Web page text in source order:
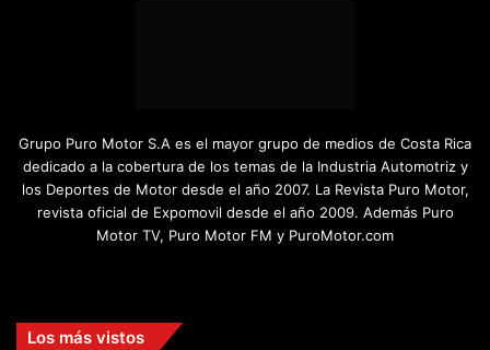
Grupo Puro Motor S.A es el mayor grupo de medios de Costa Rica
dedicado a la cobertura de los temas de la Industria Automotriz y
los Deportes de Motor desde el año 2007. La Revista Puro Motor,
revista oficial de Expomovil desde el año 2009. Además Puro
Motor TV, Puro Motor FM y PuroMotor.com
Los más vistos